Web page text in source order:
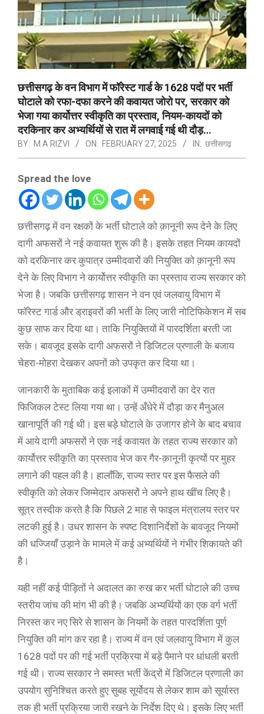
छत्तीसगढ़ के वन विभाग में फॉरेस्ट गार्ड के 1628 पदों पर भर्ती
घोटाले को रफा-दफा करने की कवायत जोरो पर, सरकार को
भेजा गया कार्योत्तर स्वीकृति का प्रस्ताव, नियम-कायदों को
दरकिनार कर अभ्यर्थियों से रात में लगवाई गई थी दौड़…
BY: M A RIZVI ON: FEBRUARY 27, 2025 IN: छत्तीसगढ़
Spread the love
छत्तीसगढ़ में वन रक्षकों के भर्ती घोटाले को क़ानूनी रूप देने के लिए
दागी अफसरों ने नई कवायत शुरू की है। इसके तहत नियम कायदों
को दरकिनार कर कुपात्र उम्मीदवारों की नियुक्ति को क़ानूनी रूप
देने के लिए विभाग ने कार्योत्तर स्वीकृति का प्रस्ताव राज्य सरकार को
भेजा है। जबकि छत्तीसगढ़ शासन ने वन एवं जलवायु विभाग में
फॉरेस्ट गार्ड और ड्राइवरों की भर्ती के लिए जारी नोटिफिकेशन में सब
कुछ साफ कर दिया था। ताकि नियुक्तियों में पारदर्शिता बरती जा
सके। बावजूद इसके दागी अफसरों ने डिजिटल प्रणाली के बजाय
चेहरा-मोहरा देखकर अपनों को उपकृत कर दिया था।
जानकारी के मुताबिक कई इलाकों में उम्मीदवारों का देर रात
फिजिकल टेस्ट लिया गया था। उन्हें अँधेरे में दौड़ा कर मैनुअल
खानापूर्ति की गई थी। इस बड़े घोटाले के उजागर होने के बाद बचाव
में आये दागी अफसरों ने एक नई कवायत के तहत राज्य सरकार को
कार्योत्तर स्वीकृति का प्रस्ताव भेज कर गैर-क़ानूनी कृत्यों पर मुहर
लगाने की पहल की है। हालाँकि, राज्य स्तर पर इस फैसले की
स्वीकृति को लेकर जिम्मेदार अफसरों ने अपने हाथ खींच लिए है।
सूत्र तस्दीक करते है कि पिछले 2 माह से फाइल मंत्रालय स्तर पर
लटकी हुई है। उधर शासन के स्पष्ट दिशानिर्देशों के बावजूद नियमों
की धज्जियाँ उड़ाने के मामले में कई अभ्यर्थियों ने गंभीर शिकायते की
है।
यही नहीं कई पीड़ितों ने अदालत का रुख कर भर्ती घोटाले की उच्च
स्तरीय जांच की मांग भी की है। जबकि अभ्यर्थियों का एक वर्ग भर्ती
निरस्त कर नए सिरे से शासन के नियमों के तहत पारदर्शिता पूर्ण
नियुक्ति की मांग कर रहा है। राज्य में वन एवं जलवायु विभाग में कुल
1628 पदों पर की गई भर्ती प्रक्रिया में बड़े पैमाने पर धांधली बरती
गई थी। राज्य सरकार ने समस्त भर्ती केंद्रों में डिजिटल प्रणाली का
उपयोग सुनिश्चित करते हुए सुबह सूर्योदय से लेकर शाम को सूर्यास्त
तक ही भर्ती प्रक्रिया जारी रखने के निर्देश दिए थे। इसके लिए भर्ती